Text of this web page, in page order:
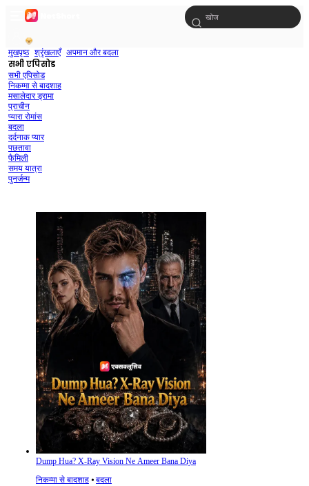
मुखपृष्ठ श्रृंखलाएँ अपमान और बदला
सभी एपिसोड
सभी एपिसोड
निकम्मा से बादशाह
मसालेदार ड्रामा
प्राचीन
प्यारा रोमांस
बदला
दर्दनाक प्यार
पछतावा
फैमिली
समय यात्रा
पुनर्जन्म
Dump Hua? X-Ray Vision Ne Ameer Bana Diya
निकम्मा से बादशाह ⦁ बदला